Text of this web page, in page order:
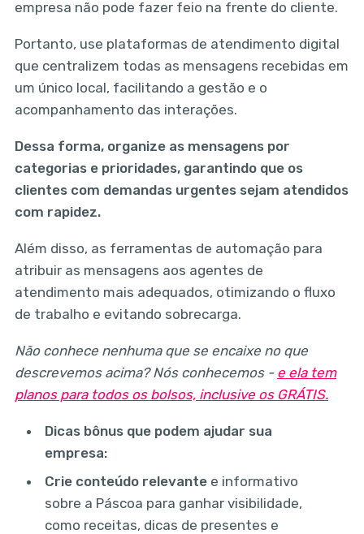
empresa não pode fazer feio na frente do cliente.
Portanto, use plataformas de atendimento digital
que centralizem todas as mensagens recebidas em
um único local, facilitando a gestão e o
acompanhamento das interações.
Dessa forma, organize as mensagens por
categorias e prioridades, garantindo que os
clientes com demandas urgentes sejam atendidos
com rapidez.
Além disso, as ferramentas de automação para
atribuir as mensagens aos agentes de
atendimento mais adequados, otimizando o fluxo
de trabalho e evitando sobrecarga.
Não conhece nenhuma que se encaixe no que
descrevemos acima? Nós conhecemos - e ela tem
planos para todos os bolsos, inclusive os GRÁTIS.
Dicas bônus que podem ajudar sua
empresa:
Crie conteúdo relevante e informativo
sobre a Páscoa para ganhar visibilidade,
como receitas, dicas de presentes e